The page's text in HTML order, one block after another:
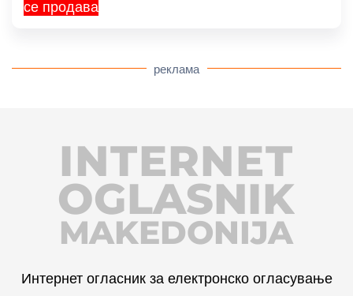
се продава
реклама
INTERNET
MAKEDONIJA
OGLASNIK
Интернет огласник за електронско огласување